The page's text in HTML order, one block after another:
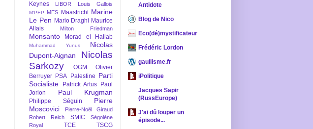
Keynes LIBOR Louis Gallois
M'PEP MES Maastricht Marine
Le Pen Mario Draghi Maurice
Allais
Milton Friedman
Monsanto Morad el Hallab
Muhammad Yunus
Nicolas
Dupont-Aignan
Nicolas
Sarkozy
OGM
Olivier
Berruyer PSA Palestine Parti
Socialiste
Patrick Artus
Paul
Jorion
Paul Krugman
Philippe Séguin
Pierre
Moscovici
Pierre-Noël Giraud
Robert Reich
SMIC
Ségolène
Royal
TCE TSCG
Antidote
Blog de Nico
Eco(dé)mystificateur
Frédéric Lordon
gaullisme.fr
iPolitique
Jacques Sapir
(RussEurope)
J'ai dû louper un
épisode...